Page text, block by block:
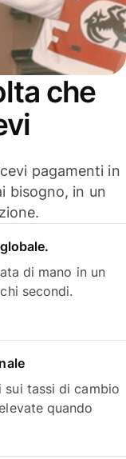
che
pagamenti in
bisogno, in un
di mano in un
secondi.
sui tassi di cambio
quando